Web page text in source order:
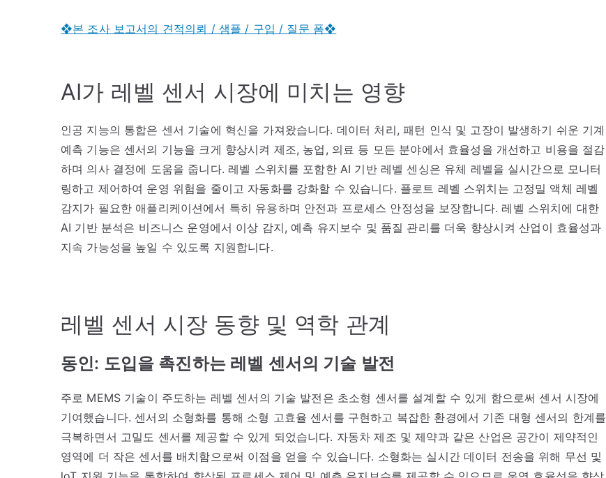
❖본 조사 보고서의 견적의뢰 / 샘플 / 구입 / 질문 폼❖
AI가 레벨 센서 시장에 미치는 영향
인공 지능의 통합은 센서 기술에 혁신을 가져왔습니다. 데이터 처리, 패턴 인식 및 고장이 발생하기 쉬운 기계
예측 기능은 센서의 기능을 크게 향상시켜 제조, 농업, 의료 등 모든 분야에서 효율성을 개선하고 비용을 절감
하며 의사 결정에 도움을 줍니다. 레벨 스위치를 포함한 AI 기반 레벨 센싱은 유체 레벨을 실시간으로 모니터
링하고 제어하여 운영 위험을 줄이고 자동화를 강화할 수 있습니다. 플로트 레벨 스위치는 고정밀 액체 레벨
감지가 필요한 애플리케이션에서 특히 유용하며 안전과 프로세스 안정성을 보장합니다. 레벨 스위치에 대한
AI 기반 분석은 비즈니스 운영에서 이상 감지, 예측 유지보수 및 품질 관리를 더욱 향상시켜 산업이 효율성과
지속 가능성을 높일 수 있도록 지원합니다.
레벨 센서 시장 동향 및 역학 관계
동인: 도입을 촉진하는 레벨 센서의 기술 발전
주로 MEMS 기술이 주도하는 레벨 센서의 기술 발전은 초소형 센서를 설계할 수 있게 함으로써 센서 시장에
기여했습니다. 센서의 소형화를 통해 소형 고효율 센서를 구현하고 복잡한 환경에서 기존 대형 센서의 한계를
극복하면서 고밀도 센서를 제공할 수 있게 되었습니다. 자동차 제조 및 제약과 같은 산업은 공간이 제약적인
영역에 더 작은 센서를 배치함으로써 이점을 얻을 수 있습니다. 소형화는 실시간 데이터 전송을 위해 무선 및